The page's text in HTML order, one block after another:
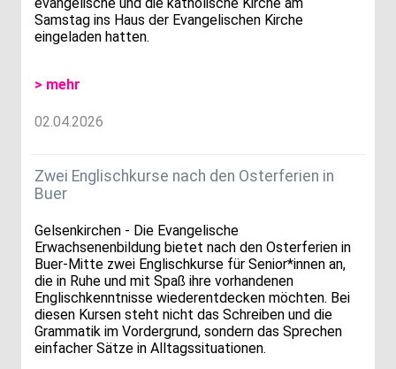
Samstag ins Haus der Evangelischen Kirche
eingeladen hatten.
> mehr
02.04.2026
Zwei Englischkurse nach den Osterferien in
Buer
Gelsenkirchen - Die Evangelische
Erwachsenenbildung bietet nach den Osterferien in
Buer-Mitte zwei Englischkurse für Senior*innen an,
die in Ruhe und mit Spaß ihre vorhandenen
Englischkenntnisse wiederentdecken möchten. Bei
diesen Kursen steht nicht das Schreiben und die
Grammatik im Vordergrund, sondern das Sprechen
einfacher Sätze in Alltagssituationen.